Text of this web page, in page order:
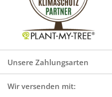
Unsere Zahlungsarten
Wir versenden mit: